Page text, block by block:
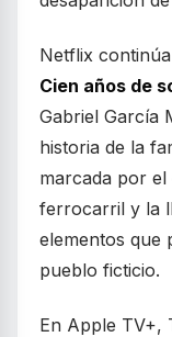
Netflix
Cien años de
Gabriel García
historia de la
marcada por
ferrocarril y la
elementos que
pueblo ficticio.
En Apple TV+,